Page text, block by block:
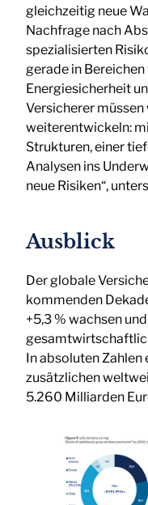
gleichzeitig neue
Nachfrage nach
spezialisierten
gerade in
Energiesicherheit
Versicherer
weiterentwickeln:
Strukturen, einer
Analysen ins
neue Risiken“,
Ausblick
Der globale
kommenden
+5,3 % wachsen
In absoluten
zusätzlichen
5.260 Milliarden